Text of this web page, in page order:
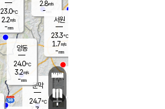
문막
24.7℃
23.0℃
2.2m/s
-mm
양동
24.0℃
3.2m/s
-mm
2.8m/s
- mm
서원
23.3℃
1.7m/s
-mm
+